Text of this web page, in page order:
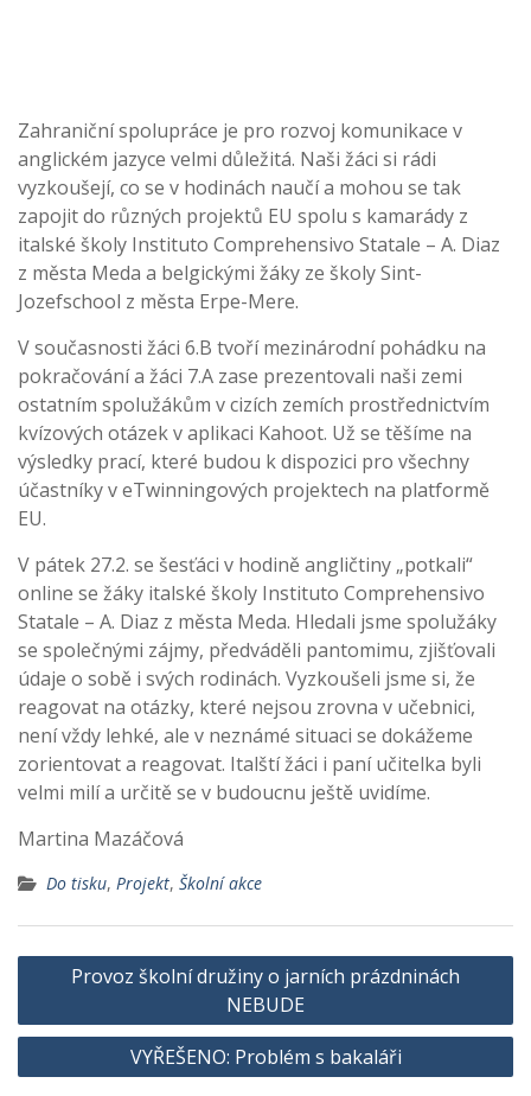
Zahraniční spolupráce je pro rozvoj komunikace v
anglickém jazyce velmi důležitá. Naši žáci si rádi
vyzkoušejí, co se v hodinách naučí a mohou se tak
zapojit do různých projektů EU spolu s kamarády z
italské školy Instituto Comprehensivo Statale – A. Diaz
z města Meda a belgickými žáky ze školy Sint-
Jozefschool z města Erpe-Mere.
V současnosti žáci 6.B tvoří mezinárodní pohádku na
pokračování a žáci 7.A zase prezentovali naši zemi
ostatním spolužákům v cizích zemích prostřednictvím
kvízových otázek v aplikaci Kahoot. Už se těšíme na
výsledky prací, které budou k dispozici pro všechny
účastníky v eTwinningových projektech na platformě
EU.
V pátek 27.2. se šesťáci v hodině angličtiny „potkali“
online se žáky italské školy Instituto Comprehensivo
Statale – A. Diaz z města Meda. Hledali jsme spolužáky
se společnými zájmy, předváděli pantomimu, zjišťovali
údaje o sobě i svých rodinách. Vyzkoušeli jsme si, že
reagovat na otázky, které nejsou zrovna v učebnici,
není vždy lehké, ale v neznámé situaci se dokážeme
zorientovat a reagovat. Italští žáci i paní učitelka byli
velmi milí a určitě se v budoucnu ještě uvidíme.
Martina Mazáčová
Do tisku, Projekt, Školní akce
Navigace
příspěvek
Provoz školní družiny o jarních prázdninách
NEBUDE
VYŘEŠENO: Problém s bakaláři